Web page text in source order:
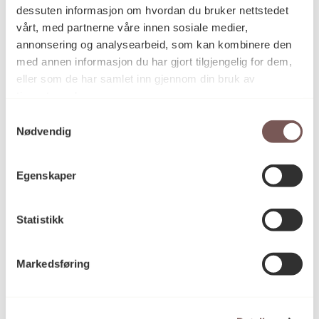
dessuten informasjon om hvordan du bruker nettstedet
vårt, med partnerne våre innen sosiale medier,
annonsering og analysearbeid, som kan kombinere den
med annen informasjon du har gjort tilgjengelig for dem,
eller som de har samlet inn gjennom din bruk av
Nødvendig
Egenskaper
Statistikk
Markedsføring
Kategori
Billedvev, Ikat, Kunsthåndverk,
Tekstil, Veggteppe
materiale